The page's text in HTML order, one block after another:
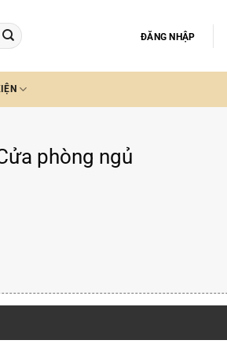
ĐĂNG NHẬP
phòng ngủ